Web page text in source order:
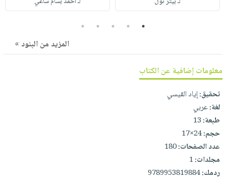
فيديوهات
طرحها
خدمات
نيل
وفرات
انشر
كتابك
تواصل
معنا
عربة
نشرة
الإصدارات
1
2
3
4
5
المزيد من البنود »
معلومات إضافية عن الكتاب
تحقيق:إياد القيسي
لغة:عربي
طبعة:13
حجم:24×17
عدد الصفحات:180
مجلدات:1
ردمك:9789953819884